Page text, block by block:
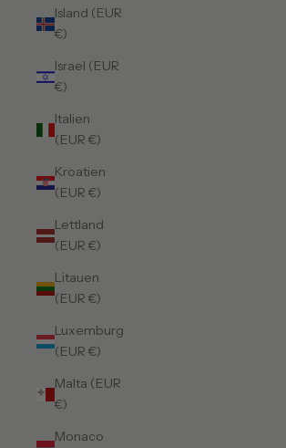
Island (EUR
€)
Israel (EUR
€)
Italien
(EUR €)
Kroatien
(EUR €)
Lettland
(EUR €)
Litauen
(EUR €)
Luxemburg
(EUR €)
Malta (EUR
€)
Monaco